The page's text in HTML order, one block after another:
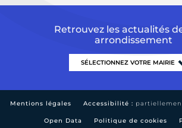
Retrouvez les actualités
arrondissement
Mentions légales Accessibilité :
Open Data Politique de cookies